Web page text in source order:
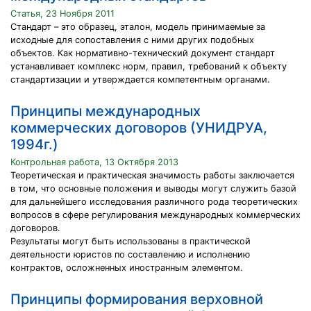
Статья, 23 Ноября 2011
Стандарт – это образец, эталон, модель принимаемые за
исходные для сопоставления с ними других подобных
объектов. Как нормативно-технический документ стандарт
устанавливает комплекс норм, правил, требований к объекту
стандартизации и утверждается компетентным органами.
Принципы международных
коммерческих договоров (УНИДРУА,
1994г.)
Контрольная работа, 13 Октября 2013
Теоретическая и практическая значимость работы заключается
в том, что основные положения и выводы могут служить базой
для дальнейшего исследования различного рода теоретических
вопросов в сфере регулирования международных коммерческих
договоров.
Результаты могут быть использованы в практической
деятельности юристов по составлению и исполнению
контрактов, осложненных иностранным элементом.
Принципы формирования верховной